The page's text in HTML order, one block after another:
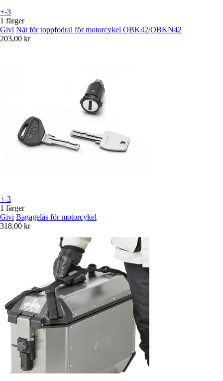
+-3
1 färger
Givi Nät för toppfodral för motorcykel OBK42/OBKN42
203,00 kr
+-3
1 färger
Givi Bagagelås för motorcykel
318,00 kr